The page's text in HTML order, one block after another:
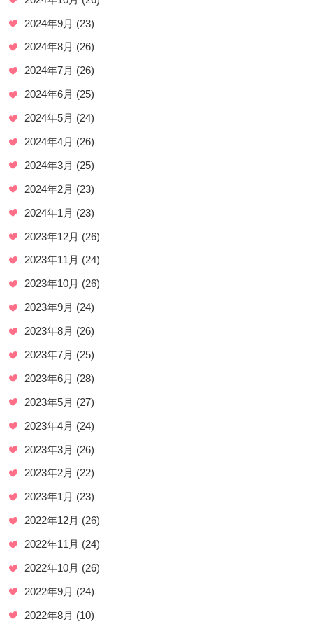
2024年9月 (23)
2024年8月 (26)
2024年7月 (26)
2024年6月 (25)
2024年5月 (24)
2024年4月 (26)
2024年3月 (25)
2024年2月 (23)
2024年1月 (23)
2023年12月 (26)
2023年11月 (24)
2023年10月 (26)
2023年9月 (24)
2023年8月 (26)
2023年7月 (25)
2023年6月 (28)
2023年5月 (27)
2023年4月 (24)
2023年3月 (26)
2023年2月 (22)
2023年1月 (23)
2022年12月 (26)
2022年11月 (24)
2022年10月 (26)
2022年9月 (24)
2022年8月 (10)